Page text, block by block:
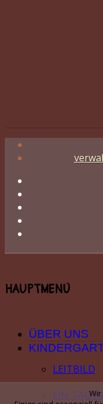
HAUPTMENÜ
ÜBER UNS
LEITBILD
EIN TAG